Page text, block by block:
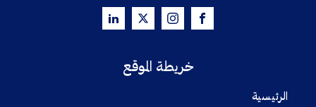
خريطة الموقع
الرئيسية